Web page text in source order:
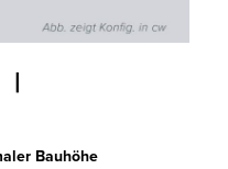
|
Bauhöhe